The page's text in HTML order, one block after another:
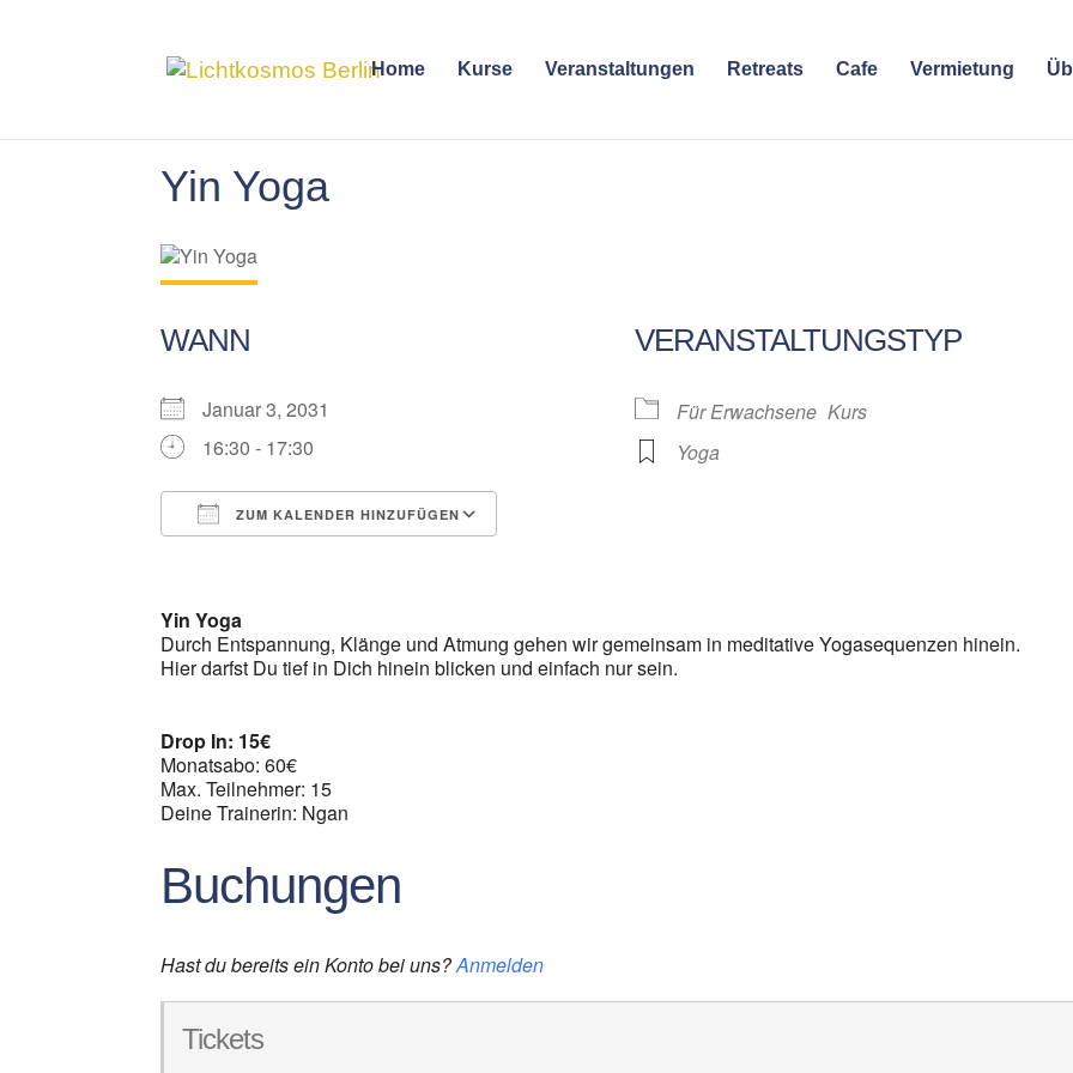
Home Kurse Veranstaltungen Retreats Cafe Vermietung
Yin Yoga
WANN
Januar 3, 2031
16:30 - 17:30
ZUM KALENDER HINZUFÜGEN
VERANSTALTUNGSTYP
Für Erwachsene Kurs
Yoga
Yin Yoga
Durch Entspannung, Klänge und Atmung gehen wir gemeinsam in meditative Yogasequenzen hinein.
Hier darfst Du tief in Dich hinein blicken und einfach nur sein.
Drop In: 15€
Monatsabo: 60€
Max. Teilnehmer: 15
Deine Trainerin: Ngan
Buchungen
Hast du bereits ein Konto bei uns?Anmelden
Tickets